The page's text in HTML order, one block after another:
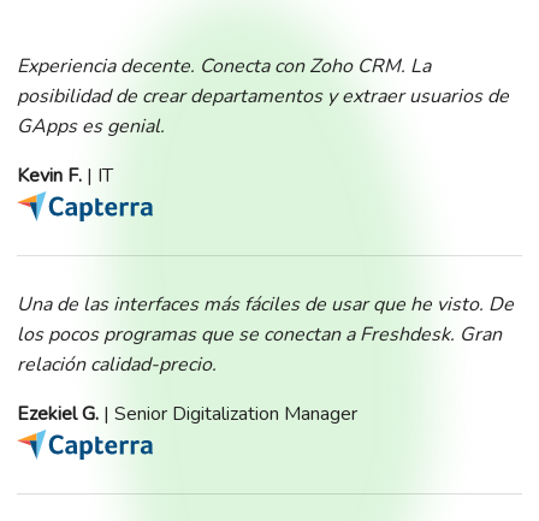
Experiencia decente. Conecta con Zoho CRM. La
posibilidad de crear departamentos y extraer usuarios de
GApps es genial.
Kevin F. | IT
Una de las interfaces más fáciles de usar que he visto. De
los pocos programas que se conectan a Freshdesk. Gran
relación calidad-precio.
Ezekiel G. | Senior Digitalization Manager